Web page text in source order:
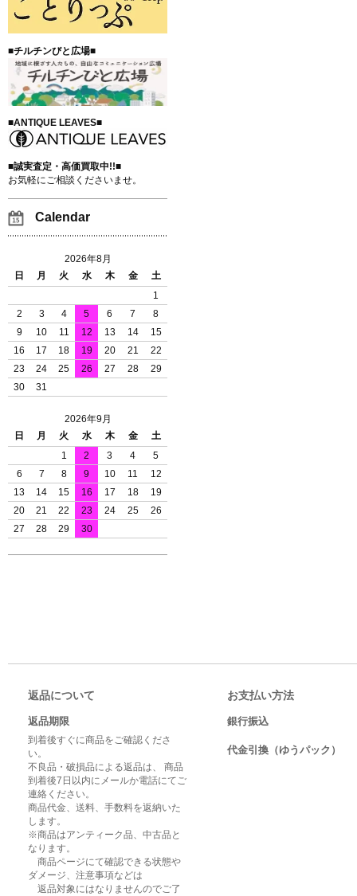
■チルチンびと広場■
■ANTIQUE LEAVES■
■誠実査定・高価買取中!!■
お気軽にご相談くださいませ。
Calendar
2026年8月
日
月 火 水 木 金
土
1
2
3 4 5 6 7
8
9
10 11 12 13 14
15
16
17 18 19 20 21
22
23
24 25 26 27 28
29
30
31
2026年9月
日
月 火 水 木 金
土
1
2 3 4
5
6
7 8 9 10 11
12
13
14 15 16 17 18
19
20
21 22 23 24 25
26
27
28 29 30
返品について
返品期限
到着後すぐに商品をご確認くださ
い。
不良品・破損品による返品は、 商品
到着後7日以内にメールか電話にてご
連絡ください。
商品代金、送料、手数料を返納いた
します。
※商品はアンティーク品、中古品と
なります。
商品ページにて確認できる状態や
ダメージ、注意事項などは
返品対象にはなりませんのでご了
お支払い方法
銀行振込
代金引換（ゆうパック）